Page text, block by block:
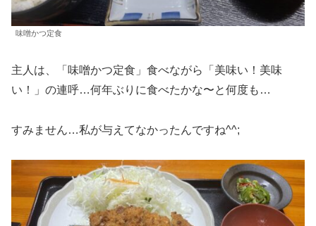
味噌かつ定食
主人は、「味噌かつ定食」食べながら「美味い！美味
い！」の連呼…何年ぶりに食べたかな〜と何度も…
すみません…私が与えてなかったんですね^^;